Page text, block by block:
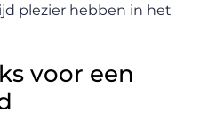
plezier hebben in het
voor een